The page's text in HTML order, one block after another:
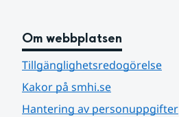
Om webbplatsen
Tillgänglighetsredogörelse
Kakor på smhi.se
Hantering av personuppgifter